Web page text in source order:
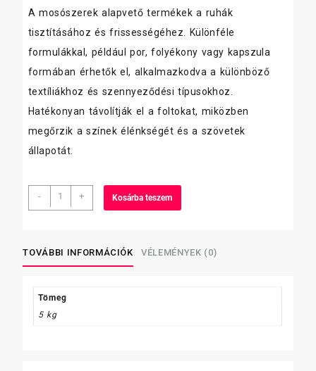
A mosószerek alapvető termékek a ruhák
tisztításához és frissességéhez. Különféle
formulákkal, például por, folyékony vagy kapszula
formában érhetők el, alkalmazkodva a különböző
textíliákhoz és szennyeződési típusokhoz.
Hatékonyan távolítják el a foltokat, miközben
megőrzik a színek élénkségét és a szövetek
állapotát.
-
Ariel
mosógél
COLOR,
110
mennyiség
+ Kosárba teszem
TOVÁBBI INFORMÁCIÓK VÉLEMÉNYEK (0)
Tömeg
5 kg